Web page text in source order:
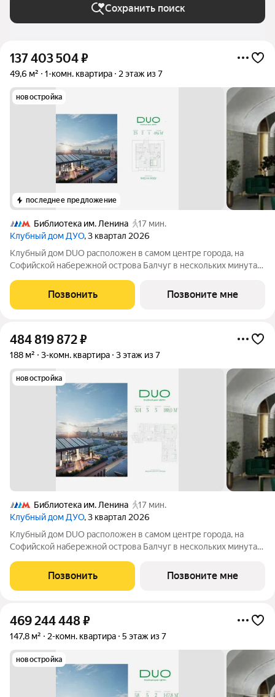
Сохранить поиск
137 403 504₽
49,6 м² 1-комн. квартира 2 этаж из 7
новостройка
последнее предложение
Библиотека им. Ленина
17 мин.
Клубный дом ДУО, 3 квартал 2026
Клубный дом DUO расположен в самом центре города, на
Софийской набережной острова Балчуг в нескольких минутах
прошлого и архитектуры будущего. Историческое наследие
дополняется современными
Позвонить Позвоните мне
484 819 872₽
188 м² 3-комн. квартира 3 этаж из 7
новостройка
Библиотека им. Ленина
17 мин.
Клубный дом ДУО, 3 квартал 2026
Клубный дом DUO расположен в самом центре города, на
Софийской набережной острова Балчуг в нескольких минутах
прошлого и архитектуры будущего. Историческое наследие
дополняется современными
Позвонить Позвоните мне
469 244 448₽
147,8 м² 2-комн. квартира 5 этаж из 7
новостройка